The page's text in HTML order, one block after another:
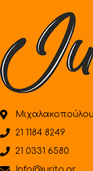
21 1184 8249
21 0331 6580